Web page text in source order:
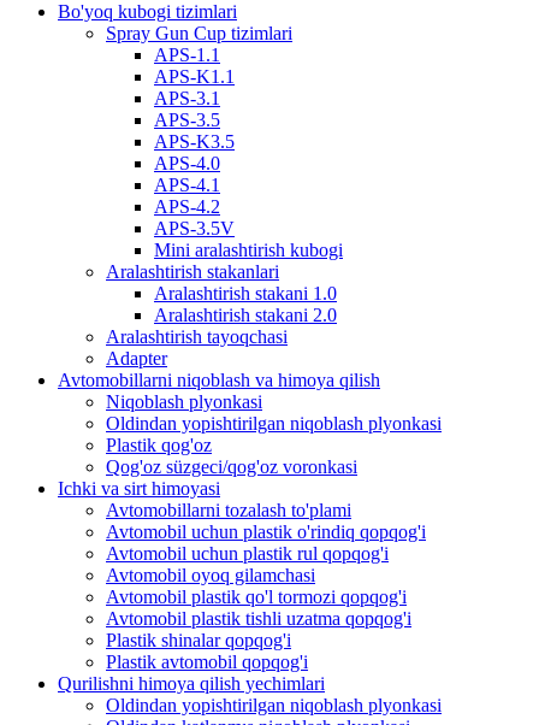
Bo'yoq kubogi tizimlari
Spray Gun Cup tizimlari
APS-1.1
APS-K1.1
APS-3.1
APS-3.5
APS-K3.5
APS-4.0
APS-4.1
APS-4.2
APS-3.5V
Mini aralashtirish kubogi
Aralashtirish stakanlari
Aralashtirish stakani 1.0
Aralashtirish stakani 2.0
Aralashtirish tayoqchasi
Adapter
Avtomobillarni niqoblash va himoya qilish
Niqoblash plyonkasi
Oldindan yopishtirilgan niqoblash plyonkasi
Plastik qog'oz
Qog'oz süzgeci/qog'oz voronkasi
Ichki va sirt himoyasi
Avtomobillarni tozalash to'plami
Avtomobil uchun plastik o'rindiq qopqog'i
Avtomobil uchun plastik rul qopqog'i
Avtomobil oyoq gilamchasi
Avtomobil plastik qo'l tormozi qopqog'i
Avtomobil plastik tishli uzatma qopqog'i
Plastik shinalar qopqog'i
Plastik avtomobil qopqog'i
Qurilishni himoya qilish yechimlari
Oldindan yopishtirilgan niqoblash plyonkasi